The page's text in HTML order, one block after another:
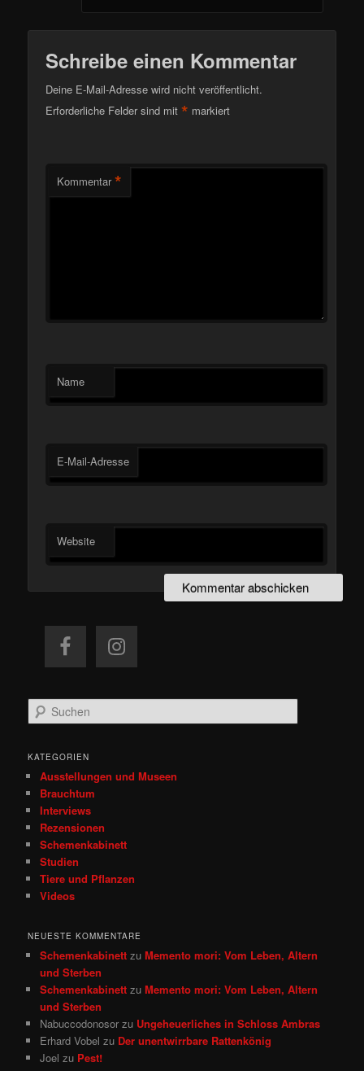
Schreibe einen Kommentar
Deine E-Mail-Adresse wird nicht veröffentlicht.
Erforderliche Felder sind mit* markiert
Kommentar *
Name
E-Mail-Adresse
Website
u
h
KATEGORIEN
Ausstellungen und Museen
Brauchtum
Interviews
Rezensionen
Schemenkabinett
Studien
Tiere und Pflanzen
Videos
NEUESTE KOMMENTARE
Schemenkabinett zuMemento mori: Vom Leben, Altern
und Sterben
Schemenkabinett zuMemento mori: Vom Leben, Altern
und Sterben
Nabuccodonosor zu Ungeheuerliches in Schloss Ambras
Erhard Vobel zu Der unentwirrbare Rattenkönig
Joel zu Pest!